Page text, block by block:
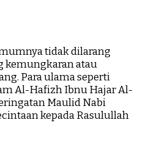
tidak dilarang
kemungkaran atau
Para ulama seperti
Al-Hafizh Ibnu Hajar Al-
Maulid Nabi
kepada Rasulullah